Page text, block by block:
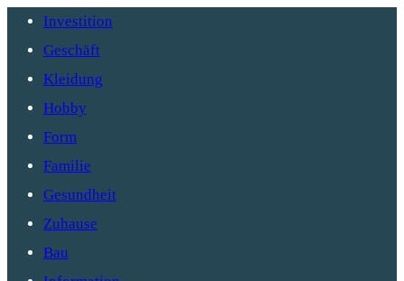
Investition
Geschäft
Kleidung
Hobby
Form
Familie
Gesundheit
Zuhause
Bau